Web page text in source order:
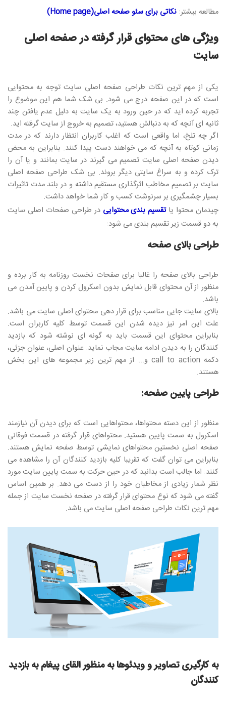
مطالعه بیشتر: نکاتی برای سئو صفحه اصلی(Home page)​
ویژگی های محتوای قرار گرفته در صفحه اصلی
سایت
یکی از مهم ترین نکات طراحی صفحه اصلی سایت توجه به محتوایی
است که در این صفحه درج می شود. بی شک شما هم این موضوع را
تجربه کرده اید که در حین ورود به یک سایت به دلیل عدم یافتن چند
ثانیه ای آنچه که به دنبالش هستید، تصمیم به خروج از سایت گرفته اید.
اگر چه تلخ، اما واقعی است که اغلب کاربران انتظار دارند که در مدت
زمانی کوتاه به آنچه که می خواهند دست پیدا کنند. بنابراین به محض
دیدن صفحه اصلی سایت تصمیم می گیرند در سایت بمانند و یا آن را
ترک کرده و به سراغ سایتی دیگر بروند. بی شک طراحی صفحه اصلی
سایت بر تصمیم مخاطب اثرگذاری مستقیم داشته و در بلند مدت تاثیرات
بسیار چشمگیری بر سرنوشت کسب و کار شما خواهد داشت.
چیدمان محتوا یاتقسیم بندی محتوایی در طراحی صفحات اصلی سایت
به دو قسمت زیر تقسیم بندی می شود:
طراحی بالای صفحه
طراحی بالای صفحه را غالبا برای صفحات نخست روزنامه به کار برده و
منظور از آن محتوای قابل نمایش بدون اسکرول کردن و پایین آمدن می
باشد.
بالای سایت جایی مناسب برای قرار دهی محتوای اصلی سایت می باشد.
علت این امر نیز دیده شدن این قسمت توسط کلیه کاربران است.
بنابراین محتوای این قسمت باید به گونه ای نوشته شود که بازدید
کنندگان را به دیدن ادامه سایت مجاب نماید. عنوان اصلی، عنوان جزئی،
دکمه call to action و... از مهم ترین زیر مجموعه های این بخش
هستند.
طراحی پایین صفحه:
منظور از این دسته محتواها، محتواهایی است که برای دیدن آن نیازمند
اسکرول به سمت پایین هستید. محتواهای قرار گرفته در قسمت فوقانی
صفحه اصلی نخستین محتواهای نمایشی توسط صفحه نمایش هستند.
بنابراین می توان گفت که تقریبا کلیه بازدید کنندگان آن را مشاهده می
کنند. اما جالب است بدانید که در حین حرکت به سمت پایین سایت مورد
نظر شمار زیادی از مخاطبان خود را از دست می دهد. بر همین اساس
گفته می شود که نوع محتوای قرار گرفته در صفحه نخست سایت از جمله
مهم ترین نکات طراحی صفحه اصلی سایت می باشد.
به کارگیری تصاویر و ویدئوها به منظور القای پیغام به بازدید
کنندگان